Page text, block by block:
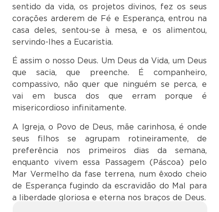
sentido da vida, os projetos divinos, fez os seus
corações arderem de Fé e Esperança, entrou na
casa deles, sentou-se à mesa, e os alimentou,
servindo-lhes a Eucaristia.
É assim o nosso Deus. Um Deus da Vida, um Deus
que sacia, que preenche. É companheiro,
compassivo, não quer que ninguém se perca, e
vai em busca dos que erram porque é
misericordioso infinitamente.
A Igreja, o Povo de Deus, mãe carinhosa, é onde
seus filhos se agrupam rotineiramente, de
preferência nos primeiros dias da semana,
enquanto vivem essa Passagem (Páscoa) pelo
Mar Vermelho da fase terrena, num êxodo cheio
de Esperança fugindo da escravidão do Mal para
a liberdade gloriosa e eterna nos braços de Deus.